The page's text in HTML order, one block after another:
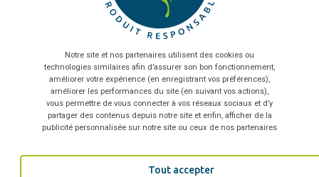
En envoyant le formulaire, vous acceptez que les
informations saisies soient exploitées dans le cadre de la
relation commerciale qui peut en découler
TÉLÉCHARGER
Notre site et nos partenaires utilisent des cookies ou
technologies similaires afin d’assurer son bon fonctionnement,
améliorer votre expérience (en enregistrant vos préférences),
améliorer les performances du site (en suivant vos actions),
vous permettre de vous connecter à vos réseaux sociaux et d’y
partager des contenus depuis notre site et enfin, afficher de la
publicité personnalisée sur notre site ou ceux de nos partenaires
Tout accepter